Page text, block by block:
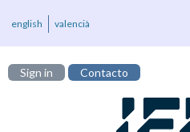
english valencià
Sign in Contacto